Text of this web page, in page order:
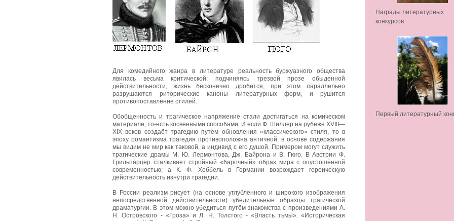
Для комедийного жанра в литературе реальность буржуазного общества
явилась весьма критической: подчиняясь трезвой прозе обыденной
действительности, жизнь бесконечно дробится; при этом параллельно
разрушаются риторические каноны литературных форм, и рушится
противопоставление стилей.
Обобщенность и трагическое напряжение стали достигаться на комическом
материале, то-есть косвенными способами. И если Ф. Шиллер на рубеже XVIII—
XIX веков создаёт трагедию путём обновления «классического» стиля, то в
эпоху романтизма трагедия противоположна античной: в основе содержания
мы видим не мир как таковой, а индивид с его душой. Примером могут служить
трагические драмы М. Ю. Лермонтова, Дж. Байрона и В. Гюго. В Австрии Ф.
Грильпарцер сталкивает стройный «барочный» образ мира с опустошённой
современностью; а К. Ф. Хеббель в Германии возрождает героическую
действительность изнутри трагедии.
В России реализм рисует (на основе углублённого и широкого изображения
непосредственной действительности) убедительные образцы трагической
драматургии. В этом можно убедиться путём знакомства с произведениями А.
Н. Островского - «Гроза» и Л. Н. Толстого - «Власть тьмы». «Историческая
Награды литературных
конкурсов
Первый литературный